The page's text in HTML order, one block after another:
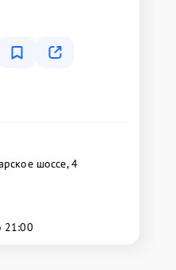
шоссе, 4
21:00